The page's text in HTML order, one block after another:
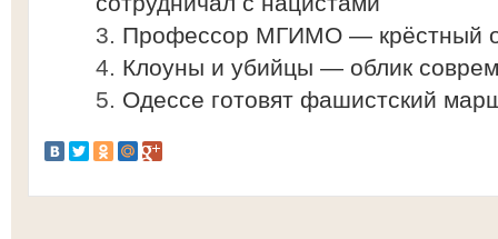
Профессор МГИМО — крёстный
Клоуны и убийцы — облик
Одессе готовят фашистский